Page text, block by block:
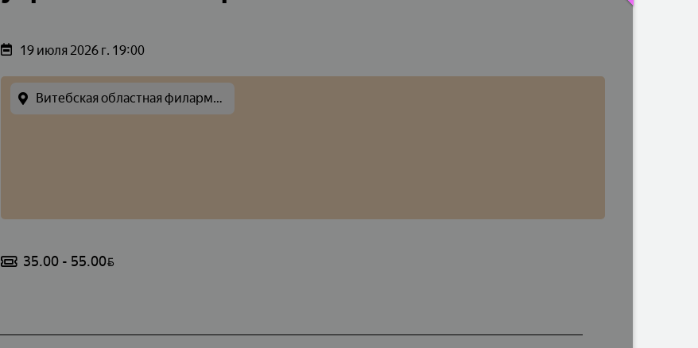
19 июля 2026 г. 19:00
Витебская областная филармония
35.00 - 55.00BYN